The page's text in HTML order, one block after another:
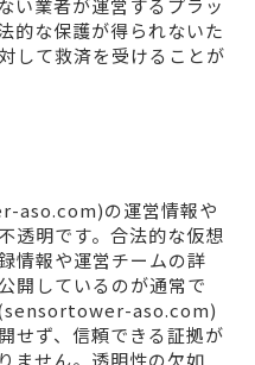
い業者が運営するプラッ
的な保護が得られないた
して救済を受けることが
aso.com)の運営情報や
透明です。合法的な仮想
情報や運営チームの詳
開しているのが通常で
(sensortower-aso.com)
せず、信頼できる証拠が